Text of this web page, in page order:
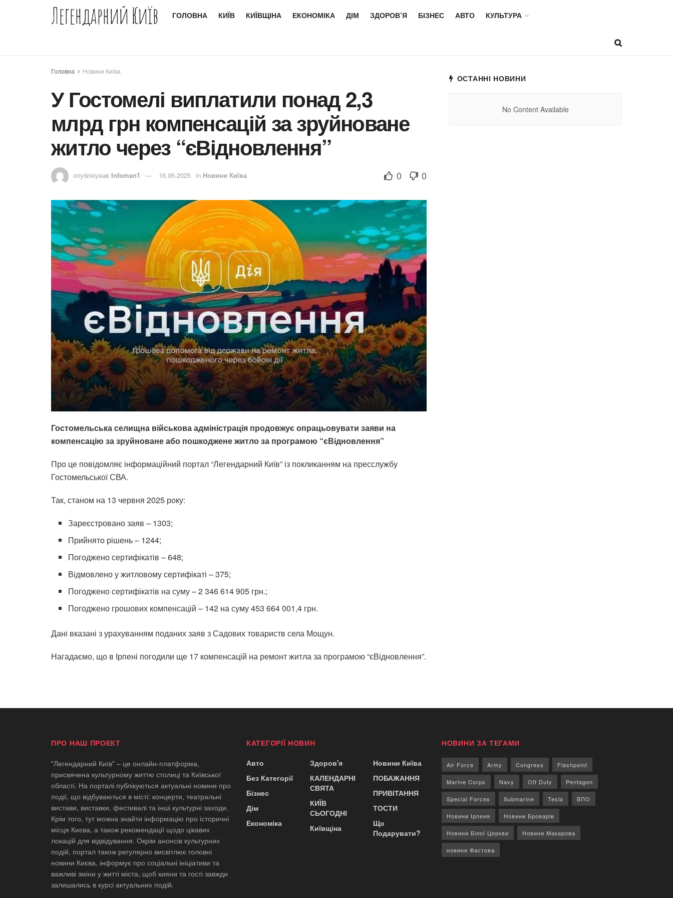
Легендарний Київ ГОЛОВНА КИЇВ КИЇВЩІНА ЕКОНОМІКА ДІМ ЗДОРОВ’Я БІЗНЕС АВТО КУЛЬТУРА
Головна Новини Київа
У Гостомелі виплатили понад 2,3
млрд грн компенсацій за зруйноване
житло через “єВідновлення”
опублікував Infoman1 16.06.2025 in Новини Київа 0 0
Гостомельська селищна військова адміністрація продовжує опрацьовувати заяви на
компенсацію за зруйноване або пошкоджене житло за програмою “єВідновлення”
Про це повідомляє інформаційний портал “Легендарний Київ” із покликанням на пресслужбу
Гостомельської СВА.
Так, станом на 13 червня 2025 року:
Зареєстровано заяв – 1303;
Прийнято рішень – 1244;
Погоджено сертифікатів – 648;
Відмовлено у житловому сертифікаті – 375;
Погоджено сертифікатів на суму – 2 346 614 905 грн.;
Погоджено грошових компенсацій – 142 на суму 453 664 001,4 грн.
Дані вказані з урахуванням поданих заяв з Садових товариств села Мощун.
Нагадаємо, що в Ірпені погодили ще 17 компенсацій на ремонт житла за програмою “єВідновлення”.
ОСТАННІ НОВИНИ
No Content Available
ПРО НАШ ПРОЕКТ
"Легендарний Київ" – це онлайн-платформа,
присвячена культурному життю столиці та Київської
області. На порталі публікуються актуальні новини про
події, що відбуваються в місті: концерти, театральні
вистави, виставки, фестивалі та інші культурні заходи.
Крім того, тут можна знайти інформацію про історичні
місця Києва, а також рекомендації щодо цікавих
локацій для відвідування. Окрім анонсів культурних
подій, портал також регулярно висвітлює головні
новини Києва, інформує про соціальні ініціативи та
важливі зміни у житті міста, щоб кияни та гості завжди
залишались в курсі актуальних подій.
КАТЕГОРІЇ НОВИН
Авто
Без Категорії
Бізнес
Дім
Економіка
Здоров'я
КАЛЕНДАРНІ
СВЯТА
КИЇВ
СЬОГОДНІ
Київщіна
Новини Київа
ПОБАЖАННЯ
ПРИВІТАННЯ
ТОСТИ
Що
Подарувати?
НОВИНИ ЗА ТЕГАМИ
Air Force Army Congress Flashpoint
Marine Corps Navy Off Duty Pentagon
Special Forces Submarine Tesla ВПО
Новини Ірпеня Новини Броварів
Новини Білої Церкви Новини Макарова
новини Фастова